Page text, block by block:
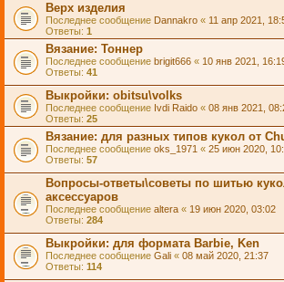
Верх изделия
Последнее сообщение Dannakro « 11 апр 2021,
Ответы: 1
Вязание: Тоннер
Последнее сообщение brigit666 « 10 янв 2021,
Ответы: 41
Выкройки: obitsu\volks
Последнее сообщение Ivdi Raido « 08 янв 2021,
Ответы: 25
Вязание: для разных типов кукол от
Последнее сообщение oks_1971 « 25 июн 2020,
Ответы: 57
Вопросы-ответы\советы по шитью
аксессуаров
Последнее сообщение altera « 19 июн 2020, 03:02
Ответы: 284
Выкройки: для формата Barbie, Ken
Последнее сообщение Gali « 08 май 2020, 21:37
Ответы: 114